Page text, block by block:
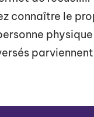
connaître le